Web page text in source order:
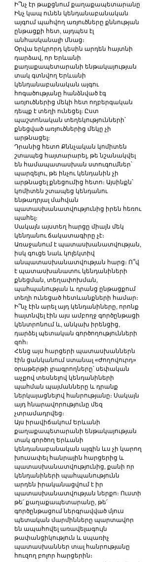
Ի՞նչ էր թաքցնում քաղաքապետարանը
Ինչ կապ ունեն կենդանաբանական
այգում պահվող առյուծները քննության
ընթացքի հետ, այդպես էլ
անհասկանալի մնաց։
Օրվա երկրորդ կեսին արդեն հայտնի
դարձավ, որ Երևանի
քաղաքապետարանի ենթակայության
տակ գտնվող Երևանի
կենդանաբանական այգու
հոգածությանը հանձնված էգ
առյուծներից մեկի հետ ողբերգական
դեպք է տեղի ունեցել։ Ըստ
պաշտոնական տեղեկությունների՝
քնեցված առյուծներից մեկը չի
արթնացել։
Դրանից հետո Քննչական կոմիտեն
շտապեց հայտարարել, թե նշանակվել
են համապատասխան ստուգումներ՝
պարզելու, թե ինչու կենդանին չի
արթնացել քնեցումից հետո։ Այսինքն՝
կոմիտեն շտապեց կենդանու
ենթադրյալ մահվան
պատասխանատվությունից իրեն հեռու
պահել։
Սակայն այստեղ հարցը միայն մեկ
կենդանու ճակատագիրը չէ։
Առաջանում է պատասխանատվության,
իսկ գուցե նաև կոլեկտիվ
անպատասխանատվության հարց։ Ո՞վ
է պատասխանատու կենդանիների
քնեցման, տեղափոխման,
պահպանության և դրանց ընթացքում
տեղի ունեցած հետևանքների համար։
Ի՞նչ էին արել այդ կենդանիները, որոնք
հայտնվել էին այս ամբողջ գործընթացի
կենտրոնում և, անկախ իրենցից,
դարձել պետական գործողությունների
զոհ։
Հենց այս հարցերի պատասխաններն
էին ցանկանում ստանալ «Ժողովուրդ»
օրաթերթի լրագրողները՝ սեփական
աչքով տեսնելով կենդանիների
պահման պայմանները և դրանք
ներկայացնելով հանրությանը։ Սակայն
այդ հնարավորությունը մեզ
չտրամադրվեց։
Այս իրավիճակում Երևանի
քաղաքապետարանի ենթակայության
տակ գործող Երևանի
կենդանաբանական այգին ևս չի կարող
խուսափել հանրային հարցերից և
պատասխանատվությունից, քանի որ
կենդանիների պահպանությունն
արդեն իրականացվում է իր
պատասխանատվության ներքո։ Ուստի
թե՛ քաղաքապետարանը, թե՛
գործընթացում ներգրավված մյուս
պետական մարմինները պարտավոր
են ապահովել առավելագույն
թափանցիկություն և սպառիչ
պատասխաններ տալ հանրությանը
հուզող բոլոր հարցերին։